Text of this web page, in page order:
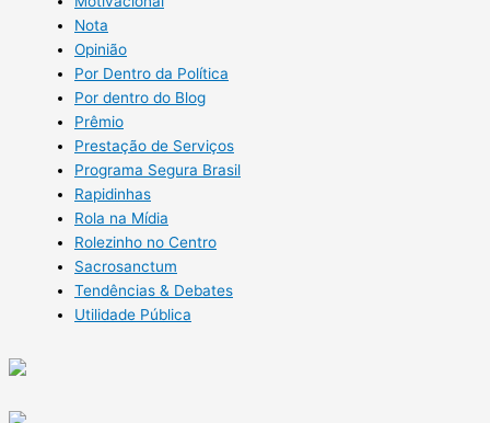
Nota
Opinião
Por Dentro da Política
Por dentro do Blog
Prêmio
Prestação de Serviços
Programa Segura Brasil
Rapidinhas
Rola na Mídia
Rolezinho no Centro
Sacrosanctum
Tendências & Debates
Utilidade Pública